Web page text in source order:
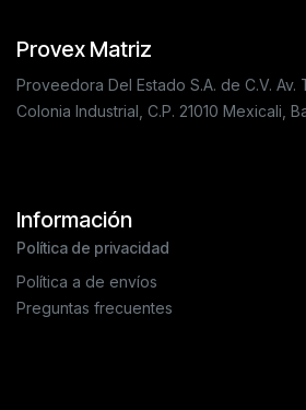
Provex Matriz
Proveedora Del Estado S.A. de C.V. Av.
Colonia Industrial, C.P. 21010 Mexicali,
Información
Política de privacidad
Política a de envíos
Preguntas frecuentes